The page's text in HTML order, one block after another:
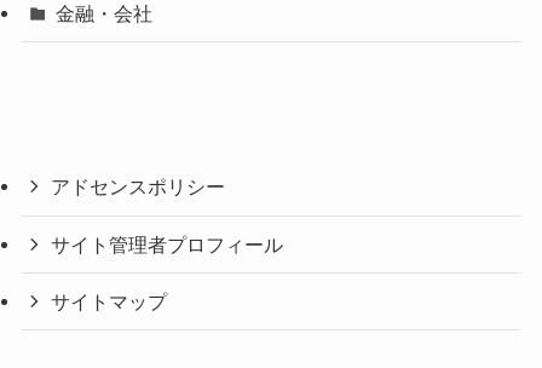
金融・会社
アドセンスポリシー
サイト管理者プロフィール
サイトマップ